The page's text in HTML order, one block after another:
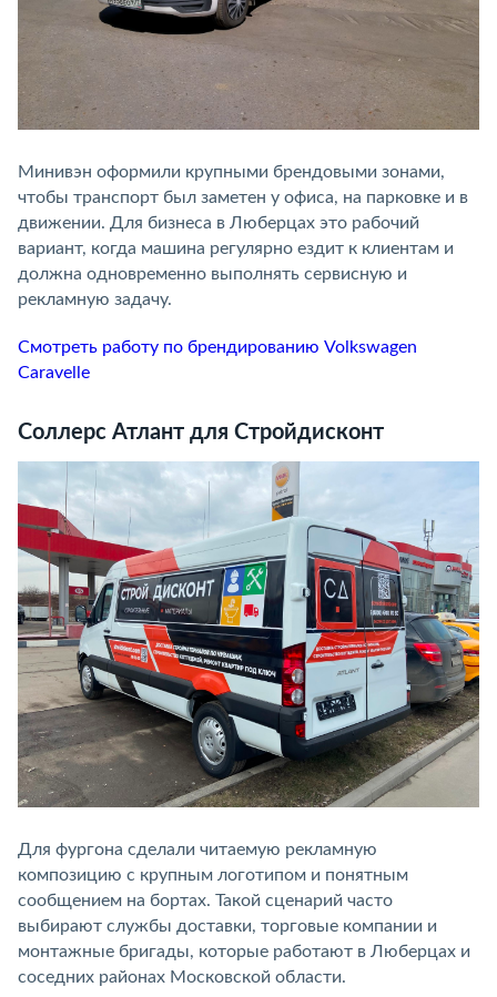
Минивэн оформили крупными брендовыми зонами,
чтобы транспорт был заметен у офиса, на парковке и в
движении. Для бизнеса в Люберцах это рабочий
вариант, когда машина регулярно ездит к клиентам и
должна одновременно выполнять сервисную и
рекламную задачу.
Смотреть работу по брендированию Volkswagen
Caravelle
Соллерс Атлант для Стройдисконт
Для фургона сделали читаемую рекламную
композицию с крупным логотипом и понятным
сообщением на бортах. Такой сценарий часто
выбирают службы доставки, торговые компании и
монтажные бригады, которые работают в Люберцах и
соседних районах Московской области.